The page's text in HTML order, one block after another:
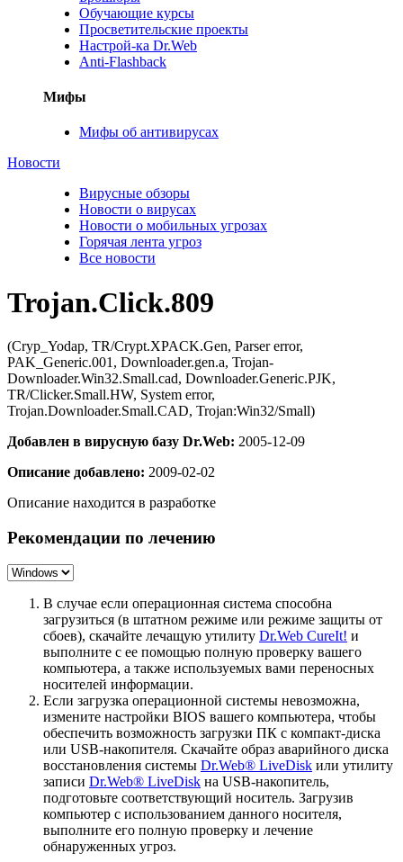
Обучающие курсы
Просветительские проекты
Настрой-ка Dr.Web
Anti-Flashback
Мифы
Мифы об антивирусах
Новости
Вирусные обзоры
Новости о вирусах
Новости о мобильных угрозах
Горячая лента угроз
Все новости
Trojan.Click.809
(Cryp_Yodap, TR/Crypt.XPACK.Gen, Parser error,
PAK_Generic.001, Downloader.gen.a, Trojan-
Downloader.Win32.Small.cad, Downloader.Generic.PJK,
TR/Clicker.Small.HW, System error,
Trojan.Downloader.Small.CAD, Trojan:Win32/Small)
Добавлен в вирусную базу Dr.Web: 2005-12-09
Описание добавлено: 2009-02-02
Описание находится в разработке
Рекомендации по лечению
В случае если операционная система способна
загрузиться (в штатном режиме или режиме защиты от
сбоев), скачайте лечащую утилиту Dr.Web CureIt! и
выполните с ее помощью полную проверку вашего
компьютера, а также используемых вами переносных
носителей информации.
Если загрузка операционной системы невозможна,
измените настройки BIOS вашего компьютера, чтобы
обеспечить возможность загрузки ПК с компакт-диска
или USB-накопителя. Скачайте образ аварийного диска
восстановления системы Dr.Web® LiveDisk или утилиту
записи Dr.Web® LiveDisk на USB-накопитель,
подготовьте соответствующий носитель. Загрузив
компьютер с использованием данного носителя,
выполните его полную проверку и лечение
обнаруженных угроз.